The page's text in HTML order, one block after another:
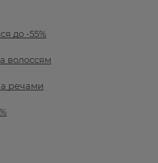
до -55%
волоссям
речами